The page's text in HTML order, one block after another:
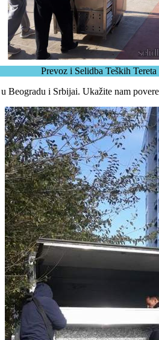
Prevoz i Selidba Teških
Beogradu i Srbijai. Ukažite nam